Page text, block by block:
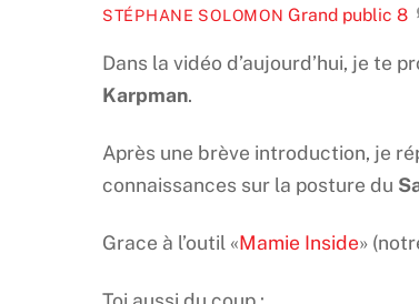
STÉPHANE SOLOMON Grand public 8
Dans la vidéo d’aujourd’hui, je te
Karpman.
Après une brève introduction, je
connaissances sur la posture du
Grace à l’outil «Mamie Inside»